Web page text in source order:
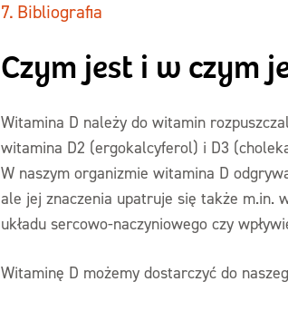
Bibliografia
Czym jest i w czym
Witamina D należy do witamin
witamina D2 (ergokalcyferol) i D3
W naszym organizmie witamina D
ale jej znaczenia upatruje się także m.in.
układu sercowo-naczyniowego czy
Witaminę D możemy dostarczyć do